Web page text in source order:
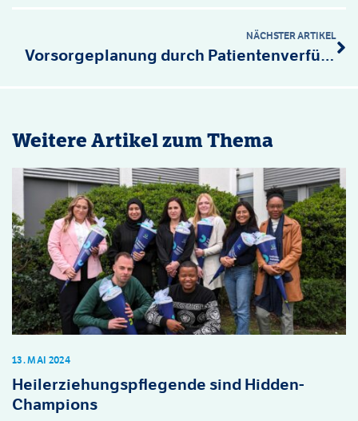
NÄCHSTER ARTIKEL
Vorsorgeplanung durch Patientenverfügung und Vorsorgevollmacht
Weitere Artikel zum Thema
Heilerziehungspflegende sind Hidden-
Champions
13. MAI 2024